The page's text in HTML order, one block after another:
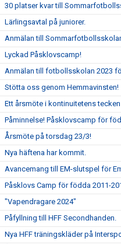
30 platser kvar till
Lärlingsavtal på juniorer.
Anmälan till
Lyckad Påsklovscamp!
Anmälan till fotbollsskolan 2023
Stötta oss genom Hemmavinsten!
Ett årsmöte i kontinuitetens tecken
Påminnelse! Påsklovscamp för
Årsmöte på torsdag 23/3!
Nya häftena har kommit.
Avancemang till EM-slutspel för
Påsklovs Camp för födda 2011-
"Vapendragare 2024"
Påfyllning till HFF Secondhanden.
Nya HFF träningskläder på